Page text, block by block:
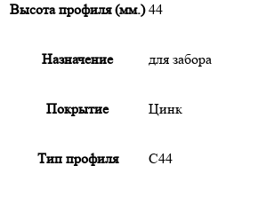
Высота профиля (мм.) 44
Назначение для забора
Покрытие Цинк
Тип профиля С44